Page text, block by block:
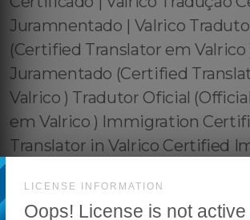
LICENSE INFORMATION
Oops! License is not active